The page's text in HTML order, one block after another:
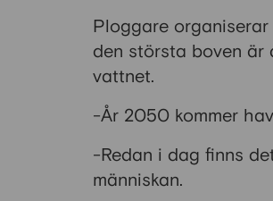
Ploggare
den största boven är
vattnet.
-År 2050 kommer
-Redan i dag finns
människan.